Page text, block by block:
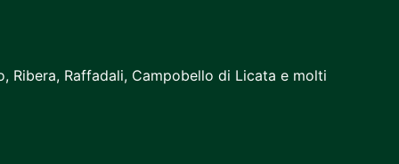
Ribera, Raffadali, Campobello di Licata e molti